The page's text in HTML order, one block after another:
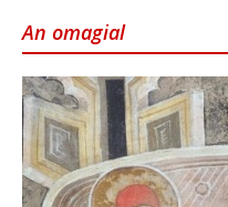
An omagial